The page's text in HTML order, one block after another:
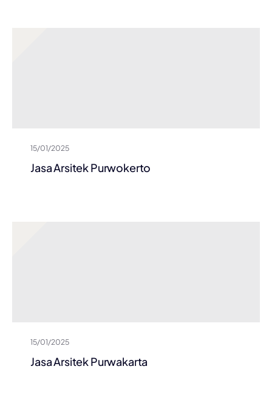
15/01/2025
Jasa Arsitek Purwokerto
15/01/2025
Jasa Arsitek Purwakarta